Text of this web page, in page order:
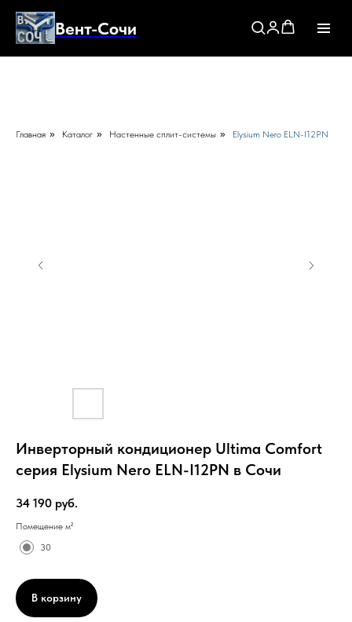
Вент-Сочи
Главная » Каталог » Настенные сплит-системы » Elysium Nero ELN-I12PN
Инверторный кондиционер Ultima Comfort
серия Elysium Nero ELN-I12PN в Сочи
34 190 руб.
Помещение м²
30
В корзину